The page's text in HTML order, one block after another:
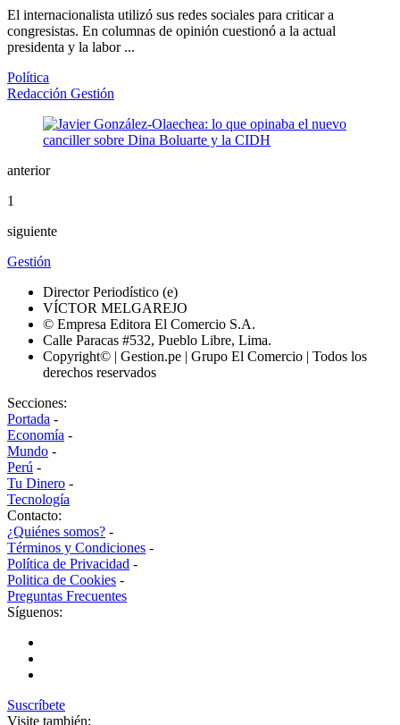
El internacionalista utilizó sus redes sociales para criticar a
congresistas. En columnas de opinión cuestionó a la actual
presidenta y la labor ...
Política
Redacción Gestión
anterior
1
siguiente
Gestión
Director Periodístico (e)
VÍCTOR MELGAREJO
© Empresa Editora El Comercio S.A.
Calle Paracas #532, Pueblo Libre, Lima.
Copyright© | Gestion.pe | Grupo El Comercio | Todos los
derechos reservados
Secciones:
Portada -
Economía -
Mundo -
Perú -
Tu Dinero -
Tecnología
Contacto:
¿Quiénes somos? -
Términos y Condiciones -
Política de Privacidad -
Politica de Cookies -
Preguntas Frecuentes
Síguenos:
Suscríbete
Visite también: